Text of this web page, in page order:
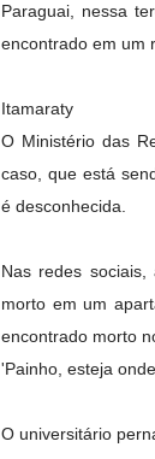
Paraguai, nessa
encontrado em um
Itamaraty
O Ministério das
caso, que está
é desconhecida.
Nas redes
morto em um
encontrado morto
'Painho, esteja
O universitário